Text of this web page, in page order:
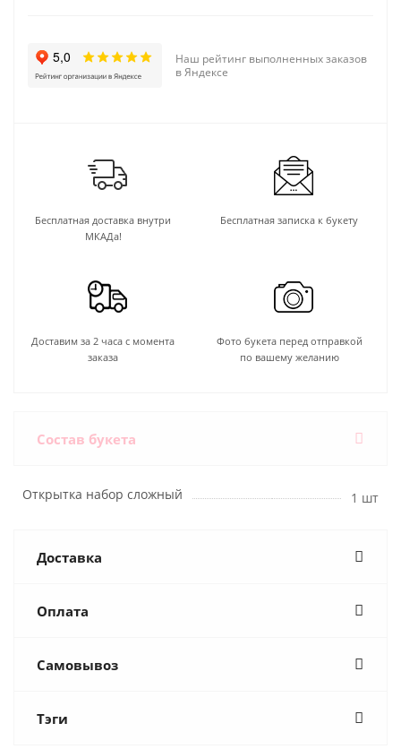
Наш рейтинг выполненных заказов
в Яндексе
Бесплатная доставка внутри
МКАДа!
Бесплатная записка к букету
Доставим за 2 часа с момента
заказа
Фото букета перед отправкой
по вашему желанию
Состав букета
Открытка набор сложный 1 шт
Доставка
Оплата
Самовывоз
Тэги